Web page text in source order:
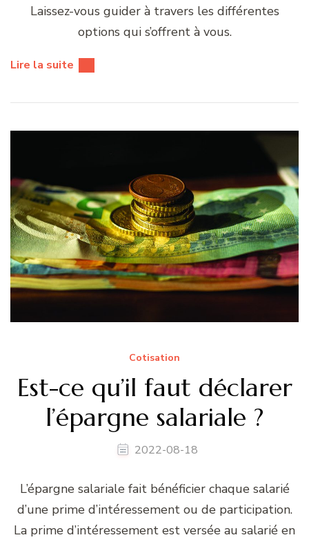
Laissez-vous guider à travers les différentes
options qui s’offrent à vous.
Lire la suite
Cotisation
Est-ce qu’il faut déclarer
l’épargne salariale ?
2022-08-18
L’épargne salariale fait bénéficier chaque salarié
d’une prime d’intéressement ou de participation.
La prime d’intéressement est versée au salarié en